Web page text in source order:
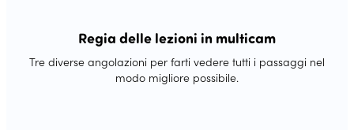
Regia delle lezioni in multicam
Tre diverse angolazioni per farti vedere tutti i passaggi nel
modo migliore possibile.